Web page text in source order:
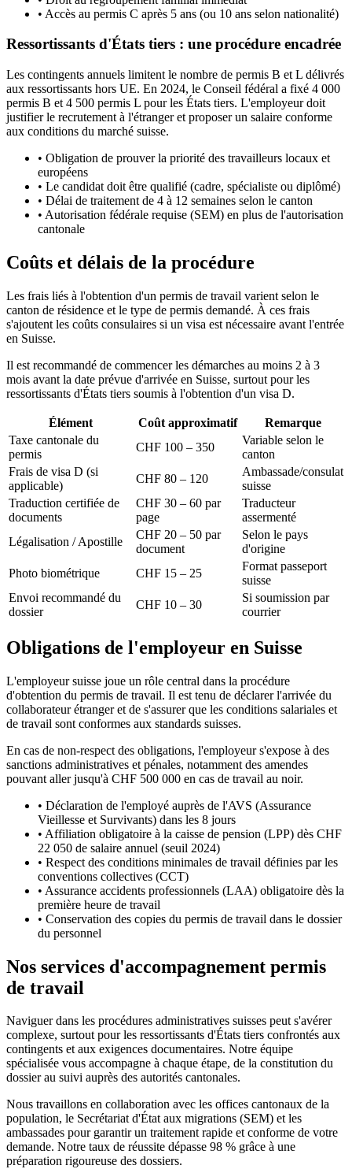
• Accès au permis C après 5 ans (ou 10 ans selon nationalité)
Ressortissants d'États tiers : une procédure encadrée
Les contingents annuels limitent le nombre de permis B et L délivrés
aux ressortissants hors UE. En 2024, le Conseil fédéral a fixé 4 000
permis B et 4 500 permis L pour les États tiers. L'employeur doit
justifier le recrutement à l'étranger et proposer un salaire conforme
aux conditions du marché suisse.
• Obligation de prouver la priorité des travailleurs locaux et
européens
• Le candidat doit être qualifié (cadre, spécialiste ou diplômé)
• Délai de traitement de 4 à 12 semaines selon le canton
• Autorisation fédérale requise (SEM) en plus de l'autorisation
cantonale
Coûts et délais de la procédure
Les frais liés à l'obtention d'un permis de travail varient selon le
canton de résidence et le type de permis demandé. À ces frais
s'ajoutent les coûts consulaires si un visa est nécessaire avant l'entrée
en Suisse.
Il est recommandé de commencer les démarches au moins 2 à 3
mois avant la date prévue d'arrivée en Suisse, surtout pour les
ressortissants d'États tiers soumis à l'obtention d'un visa D.
Élément Coût approximatif
Remarque
Taxe cantonale du
permis
CHF 100 – 350
Variable selon le
canton
Frais de visa D (si
applicable)
CHF 80 – 120
Ambassade/consulat
suisse
Traduction certifiée de
documents
CHF 30 – 60 par
page
Traducteur
assermenté
Légalisation / Apostille
CHF 20 – 50 par
document
Selon le pays
d'origine
Photo biométrique
CHF 15 – 25
Format passeport
suisse
Envoi recommandé du
dossier
CHF 10 – 30
Si soumission par
courrier
Obligations de l'employeur en Suisse
L'employeur suisse joue un rôle central dans la procédure
d'obtention du permis de travail. Il est tenu de déclarer l'arrivée du
collaborateur étranger et de s'assurer que les conditions salariales et
de travail sont conformes aux standards suisses.
En cas de non-respect des obligations, l'employeur s'expose à des
sanctions administratives et pénales, notamment des amendes
pouvant aller jusqu'à CHF 500 000 en cas de travail au noir.
• Déclaration de l'employé auprès de l'AVS (Assurance
Vieillesse et Survivants) dans les 8 jours
• Affiliation obligatoire à la caisse de pension (LPP) dès CHF
22 050 de salaire annuel (seuil 2024)
• Respect des conditions minimales de travail définies par les
conventions collectives (CCT)
• Assurance accidents professionnels (LAA) obligatoire dès la
première heure de travail
• Conservation des copies du permis de travail dans le dossier
du personnel
Nos services d'accompagnement permis
de travail
Naviguer dans les procédures administratives suisses peut s'avérer
complexe, surtout pour les ressortissants d'États tiers confrontés aux
contingents et aux exigences documentaires. Notre équipe
spécialisée vous accompagne à chaque étape, de la constitution du
dossier au suivi auprès des autorités cantonales.
Nous travaillons en collaboration avec les offices cantonaux de la
population, le Secrétariat d'État aux migrations (SEM) et les
ambassades pour garantir un traitement rapide et conforme de votre
demande. Notre taux de réussite dépasse 98 % grâce à une
préparation rigoureuse des dossiers.